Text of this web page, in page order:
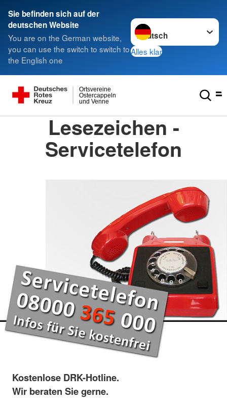
Sie befinden sich auf der
deutschen Website
You are on the German website,
you can use the switch to switch to
the English one
Sprache wechseln zu
Alles klar
und Venne
Ostercappeln
Ortsvereine
Lesezeichen -
Servicetelefon
Kostenlose DRK-Hotline.
Wir beraten Sie gerne.